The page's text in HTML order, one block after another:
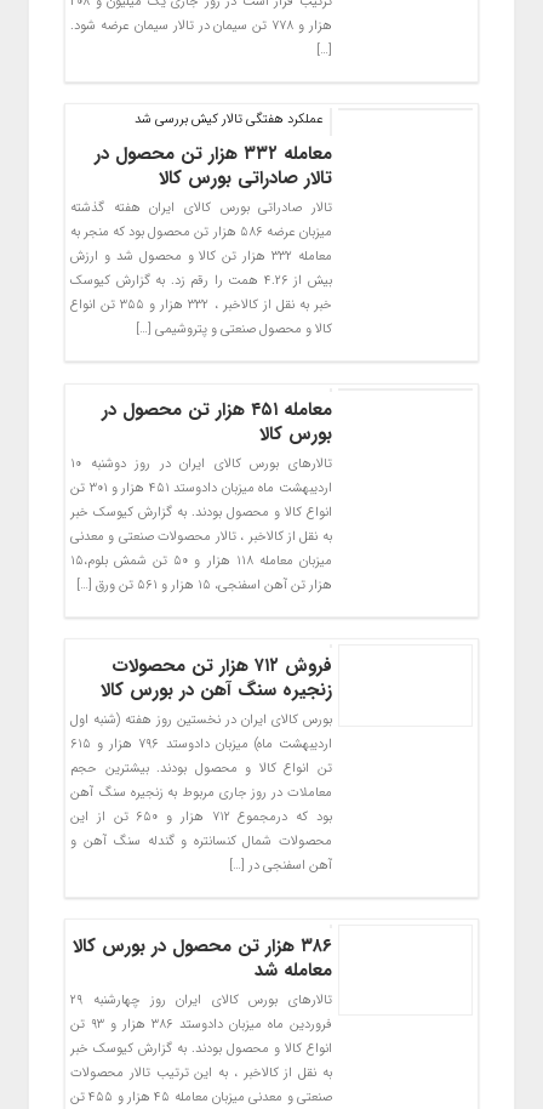
هزار و ۷۷۸ تن سیمان در تالار سیمان عرضه شود.
[…]
عملکرد هفتگی تالار کیش بررسی شد
معامله ۳۳۲ هزار تن محصول در
تالار صادراتی بورس کالا
تالار صادراتی بورس کالای ایران هفته گذشته
میزبان عرضه ۵۸۶ هزار تن محصول بود که منجر به
معامله ۳۳۲ هزار تن کالا و محصول شد و ارزش
بیش از ۴.۲۶ همت را رقم زد. به گزارش کیوسک
خبر به نقل از کالاخبر ، ۳۳۲ هزار و ۳۵۵ تن انواع
کالا و محصول صنعتی و پتروشیمی […]
معامله ۴۵۱ هزار تن محصول در
بورس کالا
تالارهای بورس کالای ایران در روز دوشنبه ۱۰
اردیبهشت ماه میزبان دادوستد ۴۵۱ هزار و ۳۰۱ تن
انواع کالا و محصول بودند. به گزارش کیوسک خبر
به نقل از کالاخبر ، تالار محصولات صنعتی و معدنی
میزبان معامله ۱۱۸ هزار و ۵۰ تن شمش بلوم،۱۵
هزار تن آهن اسفنجی، ۱۵ هزار و ۵۶۱ تن ورق […]
فروش ۷۱۲ هزار تن محصولات
زنجیره سنگ آهن در بورس کالا
بورس کالای ایران در نخستین روز هفته (شنبه اول
اردیبهشت ماه) میزبان دادوستد ۷۹۶ هزار و ۶۱۵
تن انواع کالا و محصول بودند. بیشترین حجم
معاملات در روز جاری مربوط به زنجیره سنگ آهن
بود که درمجموع ۷۱۲ هزار و ۶۵۰ تن از این
محصولات شمال کنسانتره و گندله سنگ آهن و
آهن اسفنجی در […]
۳۸۶ هزار تن محصول در بورس کالا
معامله شد
تالارهای بورس کالای ایران روز چهارشنبه ۲۹
فروردین ماه میزبان دادوستد ۳۸۶ هزار و ۹۳ تن
انواع کالا و محصول بودند. به گزارش کیوسک خبر
به نقل از کالاخبر ، به این ترتیب تالار محصولات
صنعتی و معدنی میزبان معامله ۴۵ هزار و ۴۵۵ تن